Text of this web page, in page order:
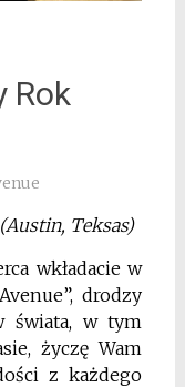
Rok
(Austin, Teksas)
wkładacie w
drodzy
świata, w tym
życzę Wam
z każdego